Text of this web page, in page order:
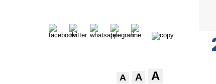
A A A